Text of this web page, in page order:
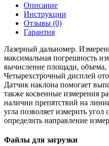
Описание
Инструкции
Отзывы (0)
Гарантия
Лазерный дальномер.
максимальная погрешность
вычисление площади,
Четырехстрочный дисплей
Датчик наклона помогает
также косвенные измерения
наличии препятствий на
угла позволяет измерить
определить направление
Файлы для загрузки